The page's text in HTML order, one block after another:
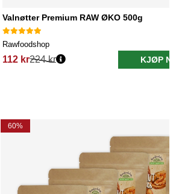
Valnøtter Premium RAW ØKO 500g
Rawfoodshop
112 kr224 kr KJØP NÅ
60%